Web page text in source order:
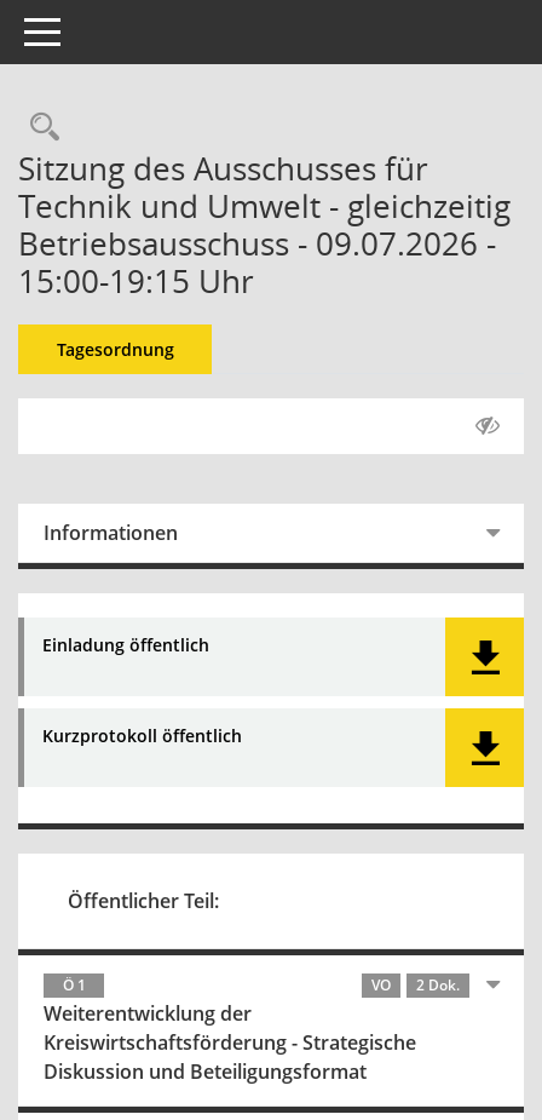
Toggle navigation
Sitzung des Ausschusses für
Technik und Umwelt - gleichzeitig
Betriebsausschuss - 09.07.2026 -
15:00-19:15 Uhr
Tagesordnung
Informationen
Einladung öffentlich
Kurzprotokoll öffentlich
Öffentlicher Teil:
Ö 1 VO 2 Dok.
Weiterentwicklung der
Kreiswirtschaftsförderung - Strategische
Diskussion und Beteiligungsformat